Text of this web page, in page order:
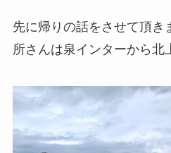
先に帰りの話をさせて頂き
所さんは泉インターから北